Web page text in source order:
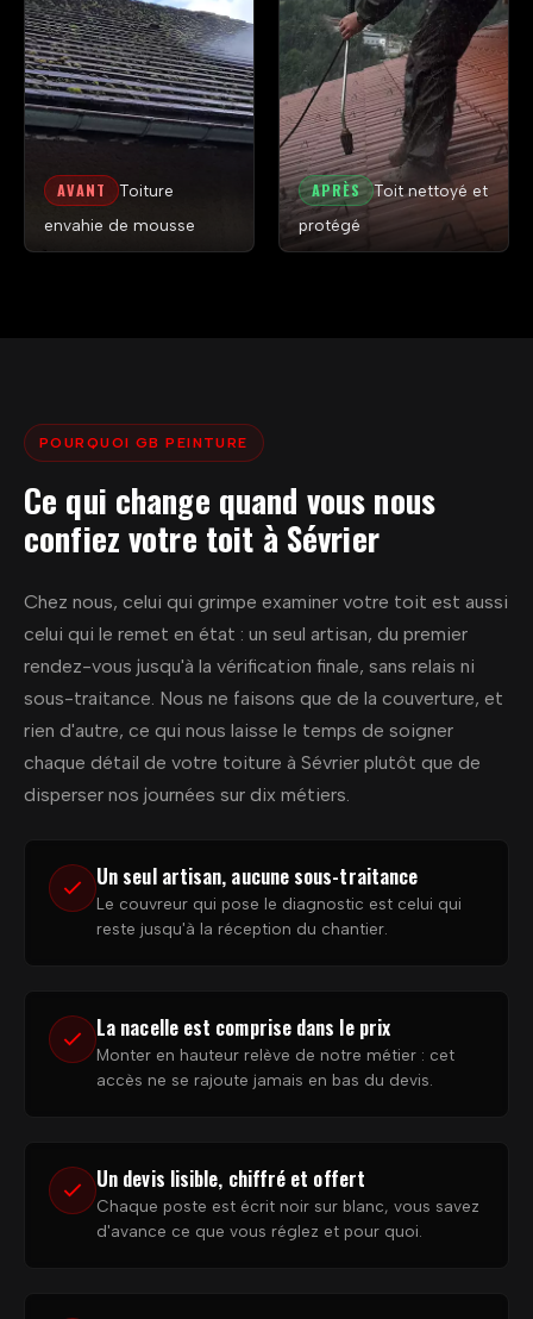
AVANT
Toiture
envahie de mousse
APRÈS
Toit nettoyé et
protégé
POURQUOI GB PEINTURE
Ce qui change quand vous nous
confiez votre toit à Sévrier
Chez nous, celui qui grimpe examiner votre toit est aussi
celui qui le remet en état : un seul artisan, du premier
rendez-vous jusqu'à la vérification finale, sans relais ni
sous-traitance. Nous ne faisons que de la couverture, et
rien d'autre, ce qui nous laisse le temps de soigner
chaque détail de votre toiture à Sévrier plutôt que de
disperser nos journées sur dix métiers.
Un seul artisan, aucune sous-traitance
Le couvreur qui pose le diagnostic est celui qui
reste jusqu'à la réception du chantier.
La nacelle est comprise dans le prix
Monter en hauteur relève de notre métier : cet
accès ne se rajoute jamais en bas du devis.
Un devis lisible, chiffré et offert
Chaque poste est écrit noir sur blanc, vous savez
d'avance ce que vous réglez et pour quoi.